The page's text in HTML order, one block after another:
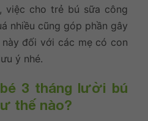
việc cho trẻ bú sữa công
nhiều cũng góp phần gây
này đối với các mẹ có con
ý nhé.
3 tháng lười bú
thế nào?